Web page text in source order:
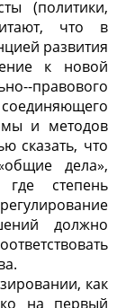
(политики,
что в
развития
к новой
правового
и методов
сказать, что
дела»,
где степень
должно
как
на первый